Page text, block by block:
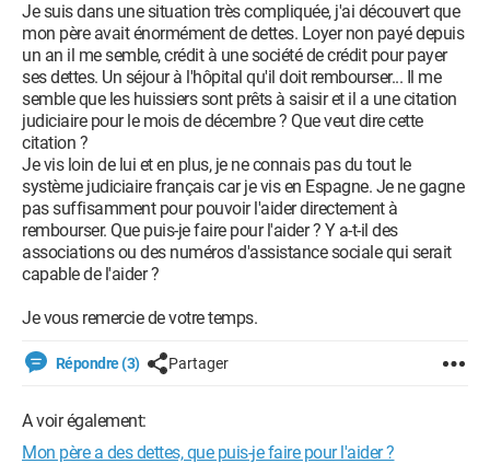
Je suis dans une situation très compliquée, j'ai découvert que
mon père avait énormément de dettes. Loyer non payé depuis
un an il me semble, crédit à une société de crédit pour payer
ses dettes. Un séjour à l'hôpital qu'il doit rembourser... Il me
semble que les huissiers sont prêts à saisir et il a une citation
judiciaire pour le mois de décembre ? Que veut dire cette
citation ?
Je vis loin de lui et en plus, je ne connais pas du tout le
système judiciaire français car je vis en Espagne. Je ne gagne
pas suffisamment pour pouvoir l'aider directement à
rembourser. Que puis-je faire pour l'aider ? Y a-t-il des
associations ou des numéros d'assistance sociale qui serait
capable de l'aider ?
Je vous remercie de votre temps.
Répondre (3) Partager
A voir également:
Mon père a des dettes, que puis-je faire pour l'aider ?